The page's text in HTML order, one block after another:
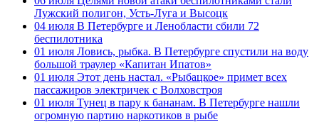
Лужский полигон, Усть-Луга и Высоцк
04 июля В Петербурге и Ленобласти сбили 72
беспилотника
01 июля Ловись, рыбка. В Петербурге спустили на воду
большой траулер «Капитан Ипатов»
01 июля Этот день настал. «Рыбацкое» примет всех
пассажиров электричек с Волховстроя
01 июля Тунец в пару к бананам. В Петербурге нашли
огромную партию наркотиков в рыбе